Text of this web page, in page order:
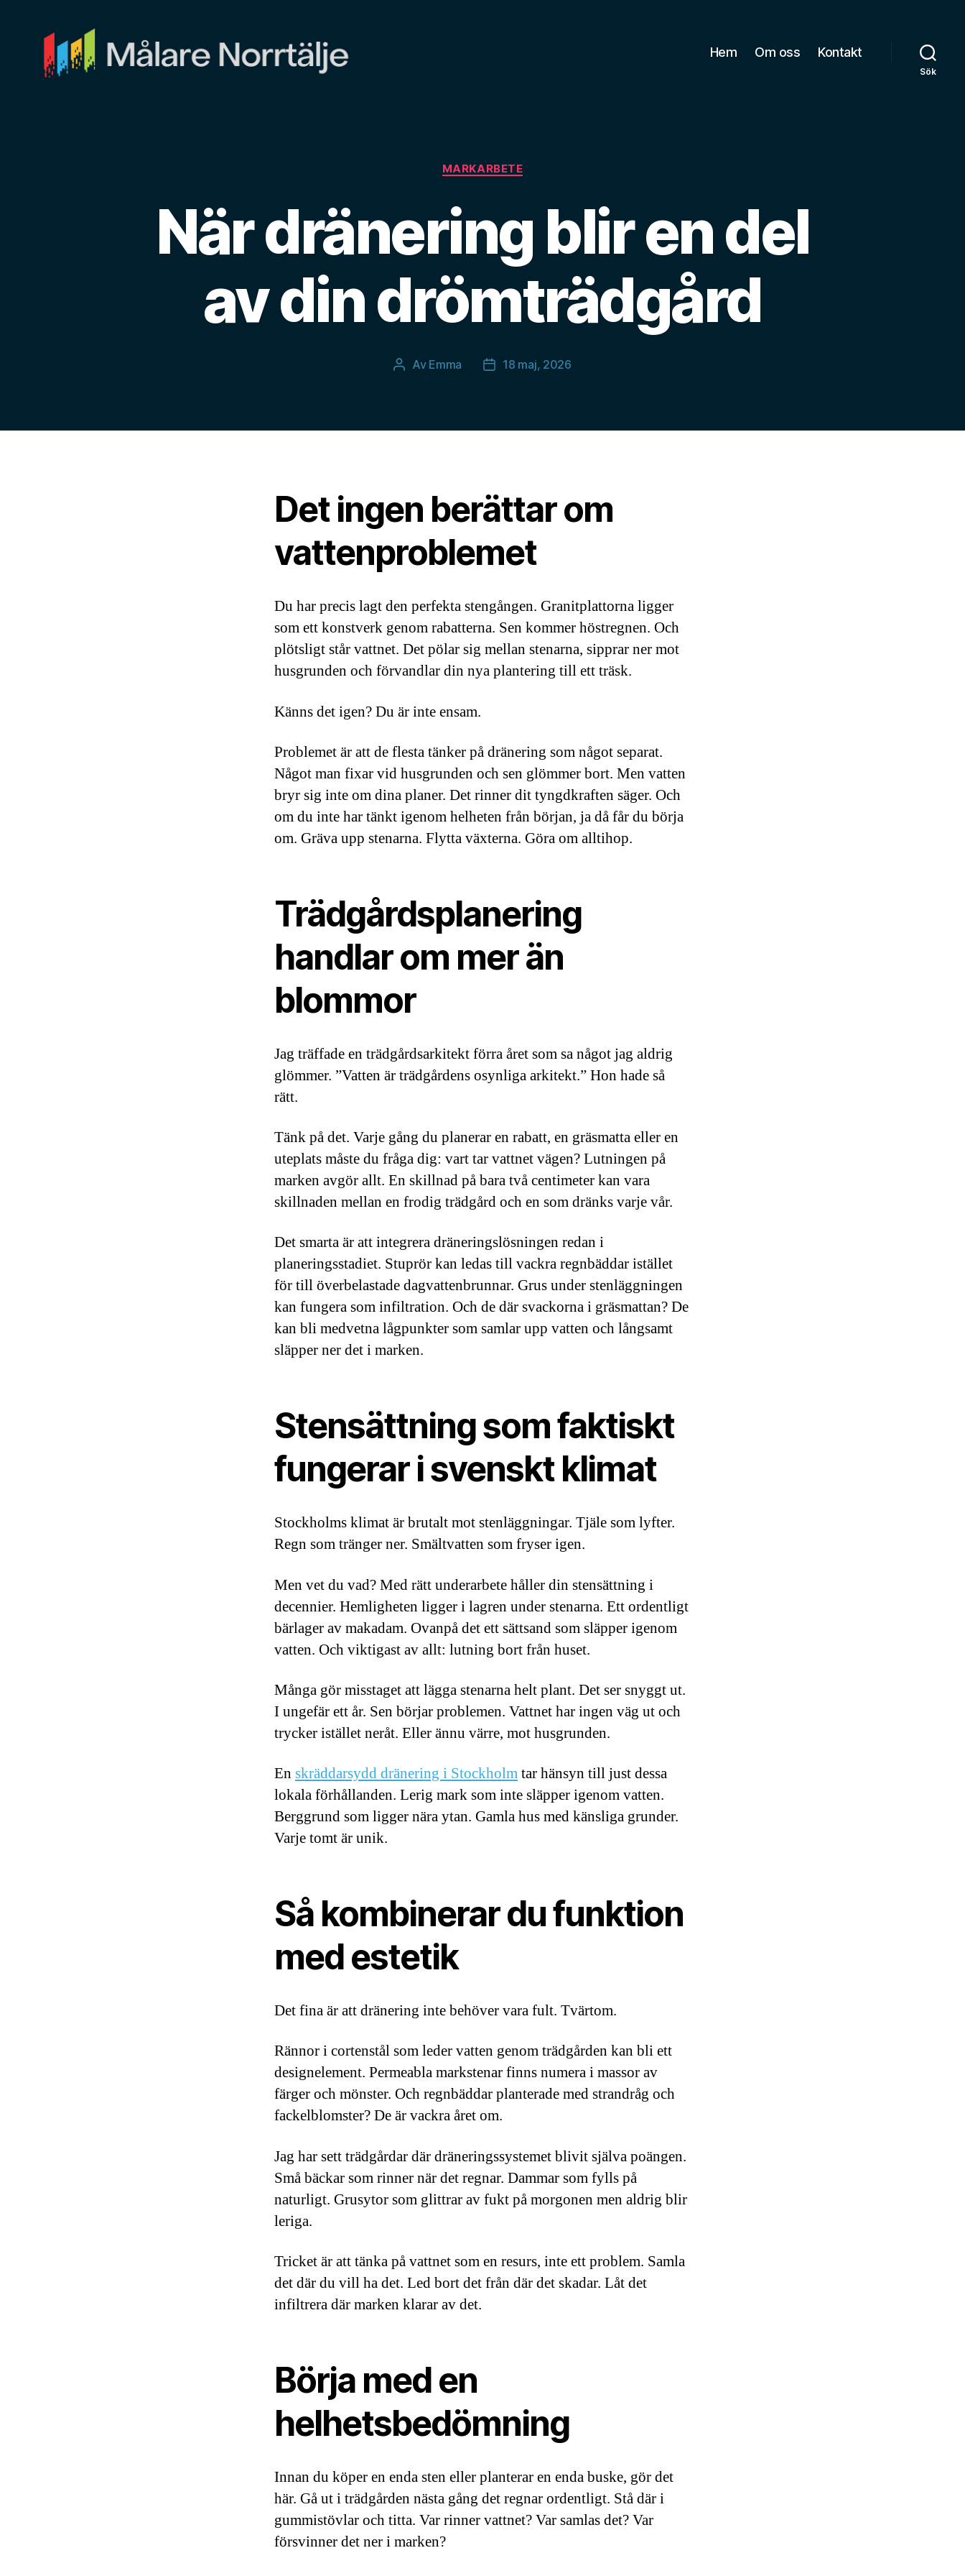
Hem Om oss Kontakt
Sök
Kategorier
MARKARBETE
När dränering blir en del
av din drömträdgård
Inläggsförfattare
Av Emma Inläggsdatum
18 maj, 2026
Det ingen berättar om
vattenproblemet
Du har precis lagt den perfekta stengången. Granitplattorna ligger
som ett konstverk genom rabatterna. Sen kommer höstregnen. Och
plötsligt står vattnet. Det pölar sig mellan stenarna, sipprar ner mot
husgrunden och förvandlar din nya plantering till ett träsk.
Känns det igen? Du är inte ensam.
Problemet är att de flesta tänker på dränering som något separat.
Något man fixar vid husgrunden och sen glömmer bort. Men vatten
bryr sig inte om dina planer. Det rinner dit tyngdkraften säger. Och
om du inte har tänkt igenom helheten från början, ja då får du börja
om. Gräva upp stenarna. Flytta växterna. Göra om alltihop.
Trädgårdsplanering
handlar om mer än
blommor
Jag träffade en trädgårdsarkitekt förra året som sa något jag aldrig
glömmer. ”Vatten är trädgårdens osynliga arkitekt.” Hon hade så
rätt.
Tänk på det. Varje gång du planerar en rabatt, en gräsmatta eller en
uteplats måste du fråga dig: vart tar vattnet vägen? Lutningen på
marken avgör allt. En skillnad på bara två centimeter kan vara
skillnaden mellan en frodig trädgård och en som dränks varje vår.
Det smarta är att integrera dräneringslösningen redan i
planeringsstadiet. Stuprör kan ledas till vackra regnbäddar istället
för till överbelastade dagvattenbrunnar. Grus under stenläggningen
kan fungera som infiltration. Och de där svackorna i gräsmattan? De
kan bli medvetna lågpunkter som samlar upp vatten och långsamt
släpper ner det i marken.
Stensättning som faktiskt
fungerar i svenskt klimat
Stockholms klimat är brutalt mot stenläggningar. Tjäle som lyfter.
Regn som tränger ner. Smältvatten som fryser igen.
Men vet du vad? Med rätt underarbete håller din stensättning i
decennier. Hemligheten ligger i lagren under stenarna. Ett ordentligt
bärlager av makadam. Ovanpå det ett sättsand som släpper igenom
vatten. Och viktigast av allt: lutning bort från huset.
Många gör misstaget att lägga stenarna helt plant. Det ser snyggt ut.
I ungefär ett år. Sen börjar problemen. Vattnet har ingen väg ut och
trycker istället neråt. Eller ännu värre, mot husgrunden.
En skräddarsydd dränering i Stockholmtar hänsyn till just dessa
lokala förhållanden. Lerig mark som inte släpper igenom vatten.
Berggrund som ligger nära ytan. Gamla hus med känsliga grunder.
Varje tomt är unik.
Så kombinerar du funktion
med estetik
Det fina är att dränering inte behöver vara fult. Tvärtom.
Rännor i cortenstål som leder vatten genom trädgården kan bli ett
designelement. Permeabla markstenar finns numera i massor av
färger och mönster. Och regnbäddar planterade med strandråg och
fackelblomster? De är vackra året om.
Jag har sett trädgårdar där dräneringssystemet blivit själva poängen.
Små bäckar som rinner när det regnar. Dammar som fylls på
naturligt. Grusytor som glittrar av fukt på morgonen men aldrig blir
leriga.
Tricket är att tänka på vattnet som en resurs, inte ett problem. Samla
det där du vill ha det. Led bort det från där det skadar. Låt det
infiltrera där marken klarar av det.
Börja med en
helhetsbedömning
Innan du köper en enda sten eller planterar en enda buske, gör det
här. Gå ut i trädgården nästa gång det regnar ordentligt. Stå där i
gummistövlar och titta. Var rinner vattnet? Var samlas det? Var
försvinner det ner i marken?